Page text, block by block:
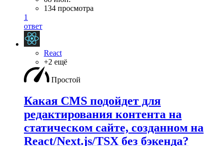
134 просмотра
1
ответ
React
+2 ещё
Простой
Какая CMS подойдет для
редактирования контента на
статическом сайте, созданном на
React/Next.js/TSX без бэкенда?